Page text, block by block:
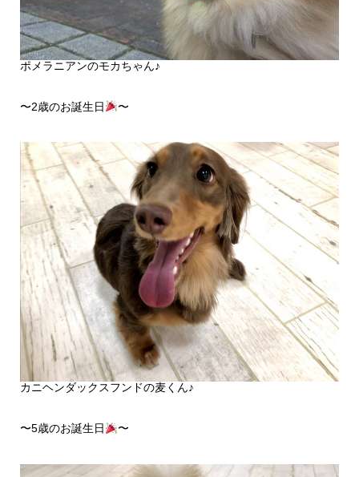
ポメラニアンのモカちゃん♪
〜2歳のお誕生日 〜
カニヘンダックスフンドの麦くん♪
〜5歳のお誕生日 〜